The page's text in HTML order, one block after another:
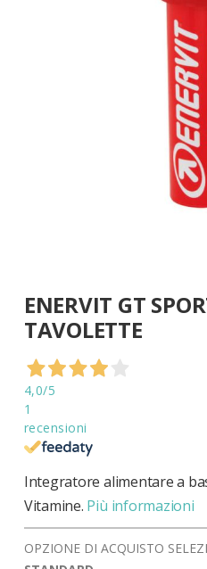
all'inizio
della
galleria
immagini
ENERVIT GT
TAVOLETTE
4,0/5
1
recensioni
Integratore alimentare a
Vitamine. Più informazioni
OPZIONE DI ACQUISTO